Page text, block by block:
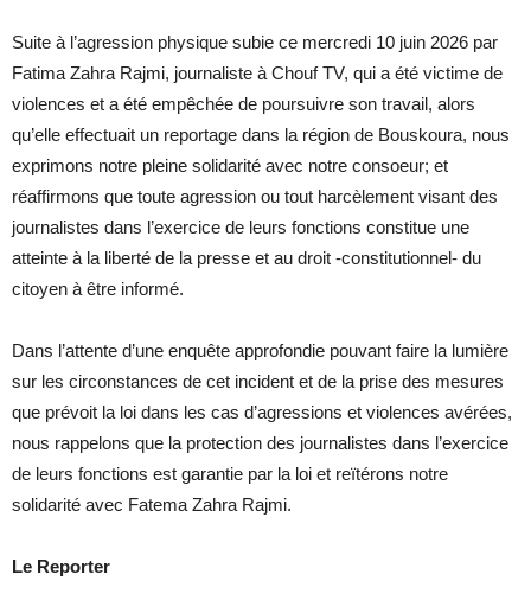
Suite à l’agression physique subie ce mercredi 10 juin 2026 par
Fatima Zahra Rajmi, journaliste à Chouf TV, qui a été victime de
violences et a été empêchée de poursuivre son travail, alors
qu’elle effectuait un reportage dans la région de Bouskoura, nous
exprimons notre pleine solidarité avec notre consoeur; et
réaffirmons que toute agression ou tout harcèlement visant des
journalistes dans l’exercice de leurs fonctions constitue une
atteinte à la liberté de la presse et au droit -constitutionnel- du
citoyen à être informé.
Dans l’attente d’une enquête approfondie pouvant faire la lumière
sur les circonstances de cet incident et de la prise des mesures
que prévoit la loi dans les cas d’agressions et violences avérées,
nous rappelons que la protection des journalistes dans l’exercice
de leurs fonctions est garantie par la loi et reïtérons notre
solidarité avec Fatema Zahra Rajmi.
Le Reporter